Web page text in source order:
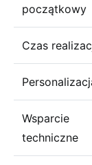
początkowy
Czas
Wsparcie
techniczne